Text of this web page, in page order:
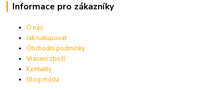
Informace pro zákazníky
O nás
Jak nakupovat
Obchodní podmínky
Vrácení zboží
Kontakty
Blog móda